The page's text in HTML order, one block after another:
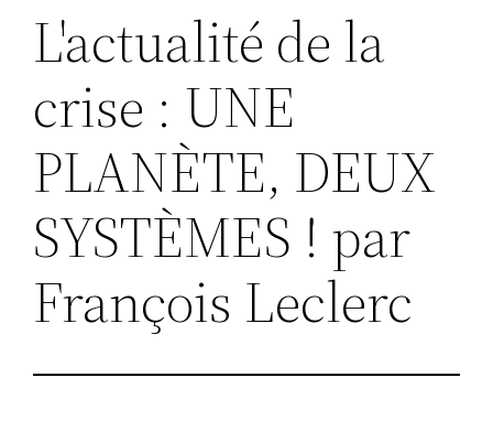
L'actualité de la
crise : UNE
PLANÈTE, DEUX
SYSTÈMES ! par
François Leclerc